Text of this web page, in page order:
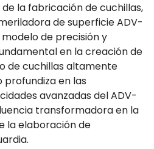
la fabricación de cuchillas,
de superficie ADV-
de precisión y
en la creación de
de cuchillas altamente
en las
avanzadas del ADV-
transformadora en la
la elaboración de